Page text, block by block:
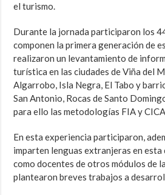
el turismo.
Durante la jornada participaron los
componen la primera generación de
realizaron un levantamiento de
turística en las ciudades de Viña del
Algarrobo, Isla Negra, El Tabo y
San Antonio, Rocas de Santo
para ello las metodologías FIA y
En esta experiencia participaron,
imparten lenguas extranjeras en esta
como docentes de otros módulos de
plantearon breves trabajos a